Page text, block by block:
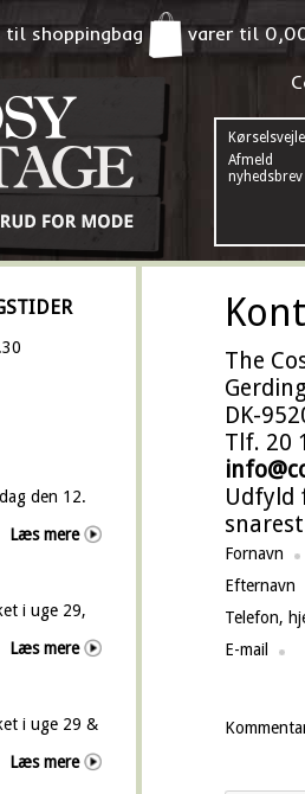
til shoppingbag varer til
Afmeld
nyhedsbrev
den 12.
Læs mere
i uge 29,
Læs mere
i uge 29 &
Læs mere
The
DK-
Tlf. 20
Udfyld
Fornavn
Efternavn
Telefon,
E-mail